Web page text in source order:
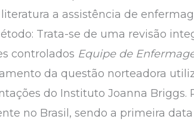
a assistência de
Trata-se de uma revisão
controlados Equipe de
da questão norteadora
do Instituto Joanna Briggs.
no Brasil, sendo a primeira